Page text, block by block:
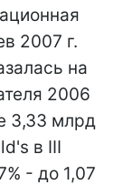
2007 г.
на
2006
3,33 млрд
в III
- до 1,07